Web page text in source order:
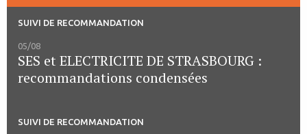
SUIVI DE RECOMMANDATION
05/08
SES et ELECTRICITE DE STRASBOURG :
recommandations condensées
SUIVI DE RECOMMANDATION